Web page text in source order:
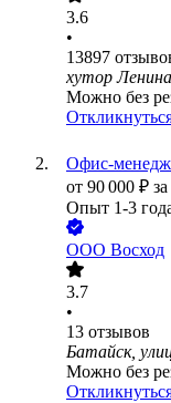
3.6
•
13897
хутор
Можно без
Офис-
от 90 000 ₽
Опыт 1-3
ООО Восход
3.7
•
13 отзывов
Батайск,
Можно без